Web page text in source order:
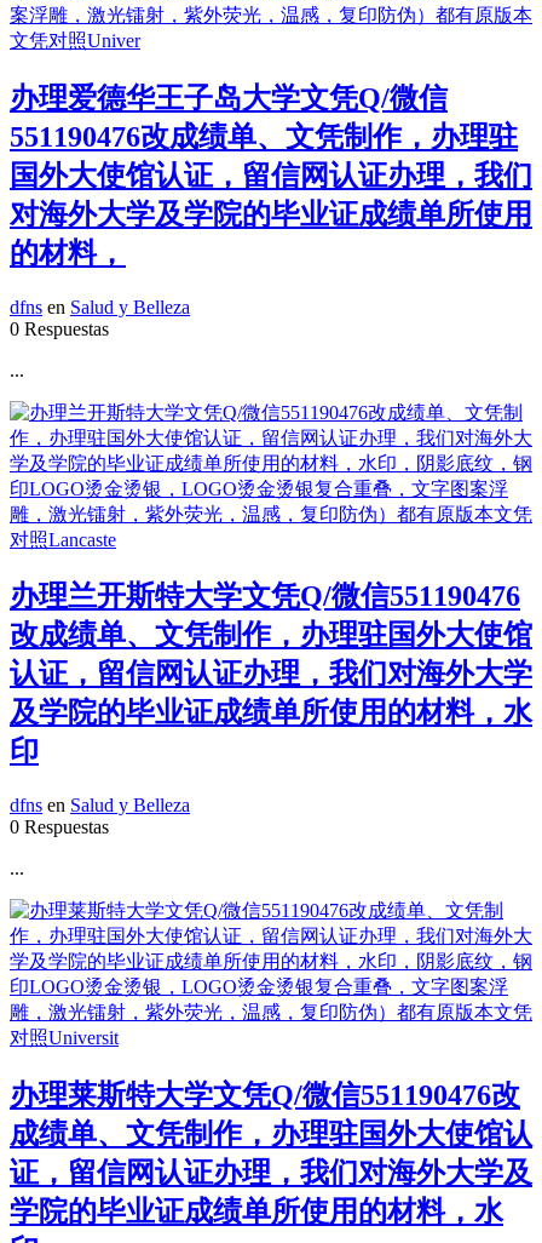
办理爱德华王子岛大学文凭Q/微信
551190476改成绩单、文凭制作，办理驻
国外大使馆认证，留信网认证办理，我们
对海外大学及学院的毕业证成绩单所使用
的材料，
dfns en Salud y Belleza
0 Respuestas
...
办理兰开斯特大学文凭Q/微信551190476
改成绩单、文凭制作，办理驻国外大使馆
认证，留信网认证办理，我们对海外大学
及学院的毕业证成绩单所使用的材料，水
印
dfns en Salud y Belleza
0 Respuestas
...
办理莱斯特大学文凭Q/微信551190476改
成绩单、文凭制作，办理驻国外大使馆认
证，留信网认证办理，我们对海外大学及
学院的毕业证成绩单所使用的材料，水